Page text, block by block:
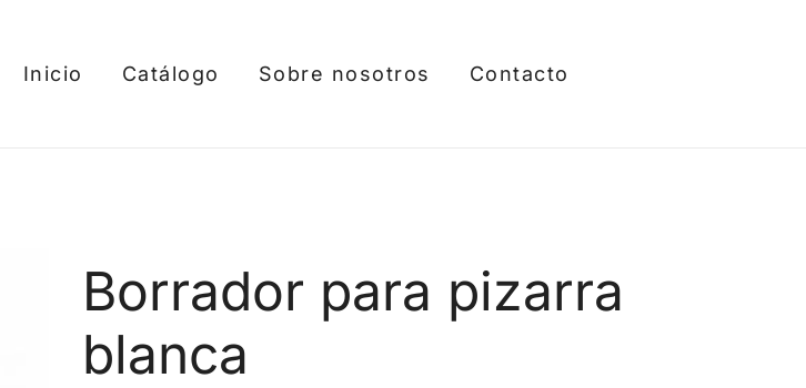
Inicio Catálogo Sobre nosotros Contacto
Borrador para pizarra
blanca